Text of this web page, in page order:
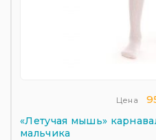
Цена
«Летучая мышь»
мальчика